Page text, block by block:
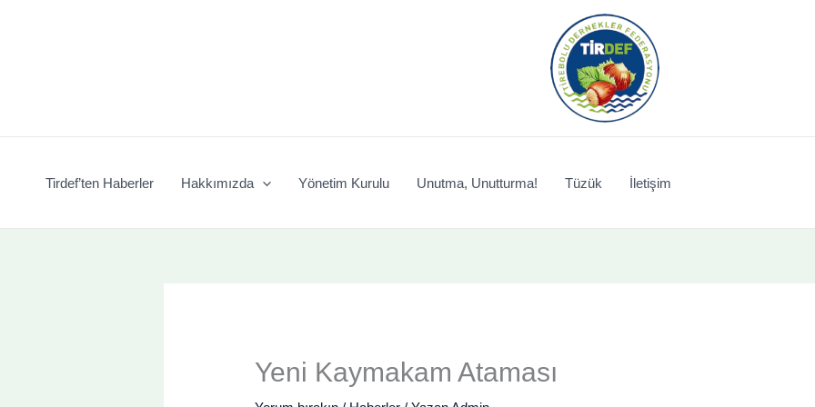
Tirdef’ten Haberler Hakkımızda Yönetim Kurulu Unutma, Unutturma! Tüzük İletişim
Yeni Kaymakam Ataması